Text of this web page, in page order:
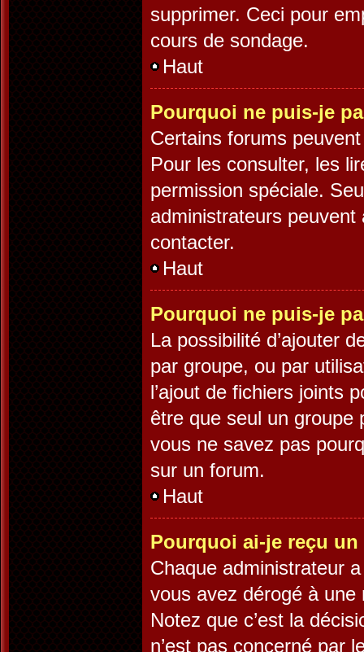
supprimer. Ceci pour
cours de sondage.
Haut
Pourquoi ne puis-je
Certains forums
Pour les consulter, les
permission spéciale.
administrateurs
contacter.
Haut
Pourquoi ne puis-je
La possibilité d’ajouter
par groupe, ou par
l’ajout de fichiers joints
être que seul un groupe
vous ne savez pas
sur un forum.
Haut
Pourquoi ai-je reçu
Chaque administrateur
vous avez dérogé à
Notez que c’est la
n’est pas concerné par